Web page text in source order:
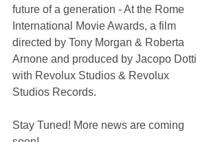
future of a generation - At the Rome
International Movie Awards, a film
directed by Tony Morgan & Roberta
Arnone and produced by Jacopo Dotti
with Revolux Studios & Revolux
Studios Records.
Stay Tuned! More news are coming